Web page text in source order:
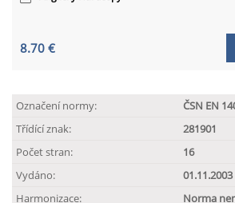
8.70 €
Označení normy:
ČSN EN
Třídící znak:
281901
Počet stran:
16
Vydáno:
01.11.2003
Harmonizace:
Norma